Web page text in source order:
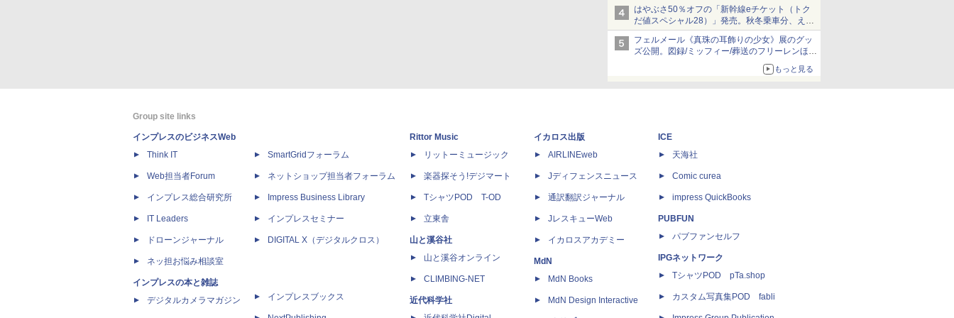
はやぶさ50％オフの「新幹線eチケット（トク
だ値スペシャル28）」発売。秋冬乗車分、えき
ねっと限定
フェルメール《真珠の耳飾りの少女》展のグッ
ズ公開。図録/ミッフィー/葬送のフリーレンほ
もっと見る
Group site links
インプレスのビジネスWeb
Think IT
Web担当者Forum
インプレス総合研究所
IT Leaders
ドローンジャーナル
ネッ担お悩み相談室
インプレスの本と雑誌
デジタルカメラマガジン
SmartGridフォーラム
ネットショップ担当者フォーラム
Impress Business Library
インプレスセミナー
DIGITAL X（デジタルクロス）
インプレスブックス
Rittor Music
リットーミュージック
楽器探そう!デジマート
TシャツPOD T-OD
立東舎
山と溪谷社
山と溪谷オンライン
CLIMBING-NET
近代科学社
イカロス出版
AIRLINEweb
Jディフェンスニュース
通訳翻訳ジャーナル
JレスキューWeb
イカロスアカデミー
MdN
MdN Books
MdN Design Interactive
ICE
天海社
Comic curea
impress QuickBooks
PUBFUN
パブファンセルフ
IPGネットワーク
TシャツPOD pTa.shop
カスタム写真集POD fabli